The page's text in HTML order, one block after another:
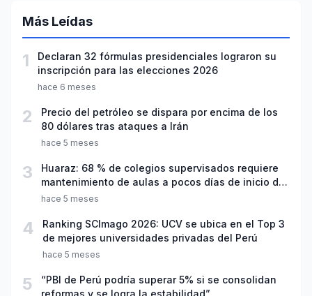
Más Leídas
1
Declaran 32 fórmulas presidenciales lograron su
inscripción para las elecciones 2026
hace 6 meses
2
Precio del petróleo se dispara por encima de los
80 dólares tras ataques a Irán
hace 5 meses
3
Huaraz: 68 % de colegios supervisados requiere
mantenimiento de aulas a pocos días de inicio del
año escolar 2026
hace 5 meses
4
Ranking SCImago 2026: UCV se ubica en el Top 3
de mejores universidades privadas del Perú
hace 5 meses
5
“PBI de Perú podría superar 5% si se consolidan
reformas y se logra la estabilidad”